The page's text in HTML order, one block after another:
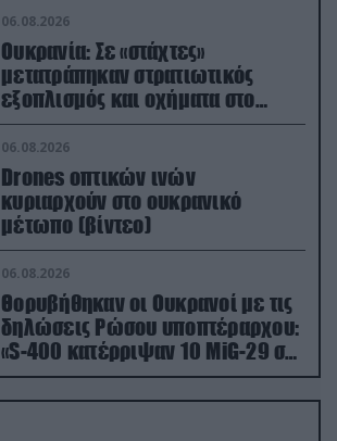
06.08.2026
Ουκρανία: Σε «στάχτες»
μετατράπηκαν στρατιωτικός
εξοπλισμός και οχήματα στο
Κίεβο μετά από ρωσικά
πλήγματα (βίντεο)
06.08.2026
Drones οπτικών ινών
κυριαρχούν στο ουκρανικό
μέτωπο (βίντεο)
06.08.2026
Θορυβήθηκαν οι Ουκρανοί με τις
δηλώσεις Ρώσου υποπτέραρχου:
«S-400 κατέρριψαν 10 MiG-29 σε
μόλις μια μέρα!»